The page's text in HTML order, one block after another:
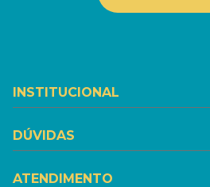
INSTITUCIONAL
DÚVIDAS
ATENDIMENTO